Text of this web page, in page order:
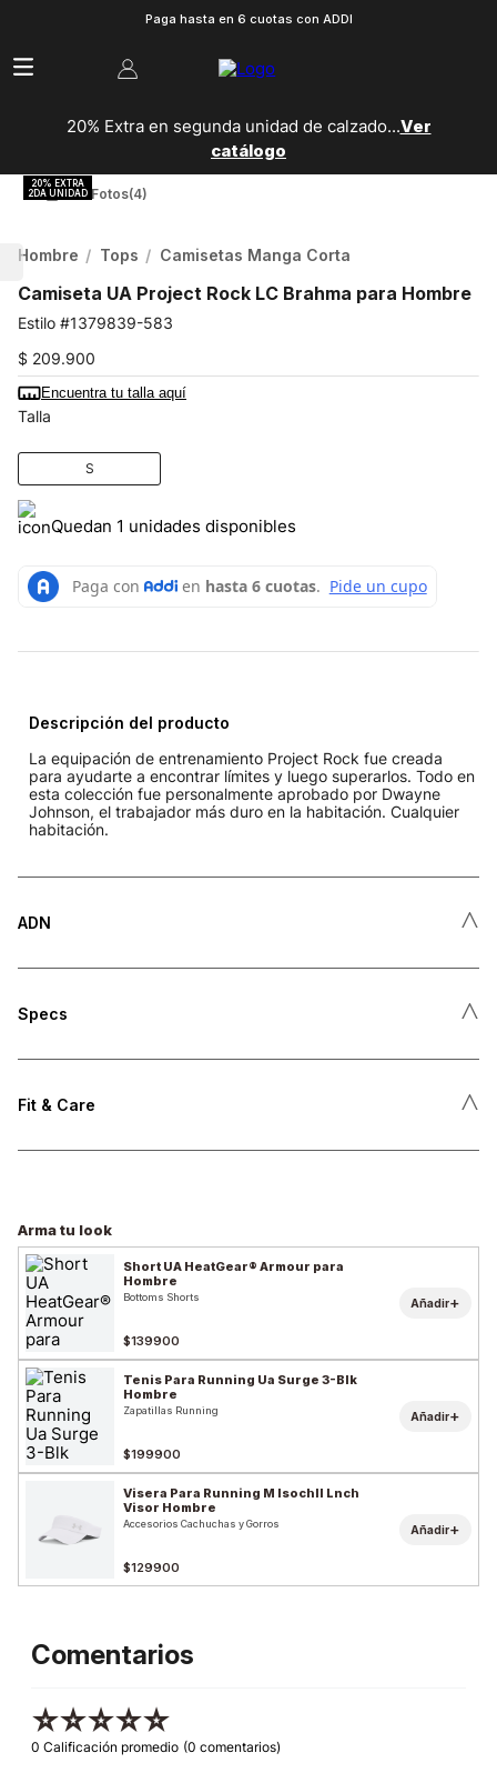
Paga hasta en 6 cuotas con ADDI
20% Extra en segunda unidad de calzado...Ver
catálogo
Ver Fotos(4)
Hombre Tops Camisetas Manga Corta
Camiseta UA Project Rock LC Brahma para Hombre
1379839-583
$ 209.900
Encuentra tu talla aquí
Talla
S
Quedan 1 unidades disponibles
Descripción del producto
La equipación de entrenamiento Project Rock fue creada
para ayudarte a encontrar límites y luego superarlos. Todo en
esta colección fue personalmente aprobado por Dwayne
Johnson, el trabajador más duro en la habitación. Cualquier
habitación.
ADN ˄
Specs ˄
Fit & Care ˄
Arma tu look
Short UA HeatGear® Armour para
Hombre
Bottoms Shorts
$139900
Añadir+
Tenis Para Running Ua Surge 3-Blk
Hombre
Zapatillas Running
$199900
Añadir+
Visera Para Running M Isochll Lnch
Visor Hombre
Accesorios Cachuchas y Gorros
$129900
Añadir+
Comentarios
☆☆☆☆☆
0 Calificación promedio (0 comentarios)